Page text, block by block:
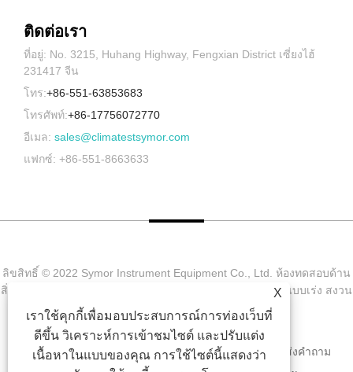
ติดต่อเรา
ที่อยู่: No. 3215, Huhang Highway, Fengxian District เซี่ยงไฮ้
231417 จีน
โทร:+86-551-63853683
โทรศัพท์:+86-17756072770
อีเมล: sales@climatestsymor.com
แฟกซ์: +86-551-8663633
ลิขสิทธิ์ © 2022 Symor Instrument Equipment Co., Ltd. ห้องทดสอบด้าน
สิ่งแวดล้อม, ตู้แห้งแบบอิเล็กทรอนิกส์, ห้องทดสอบการผุกร่อนแบบเร่ง สงวน
บ้าน เกี่ยวกับเรา สินค้า ข่าว ดาวน์โหลด
ส่งคำถาม
X
เราใช้คุกกี้เพื่อมอบประสบการณ์การท่องเว็บที่
ดีขึ้น วิเคราะห์การเข้าชมไซต์ และปรับแต่ง
เนื้อหาในแบบของคุณ การใช้ไซต์นี้แสดงว่า